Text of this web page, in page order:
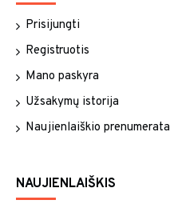
Prisijungti
Registruotis
Mano paskyra
Užsakymų istorija
Naujienlaiškio prenumerata
NAUJIENLAIŠKIS